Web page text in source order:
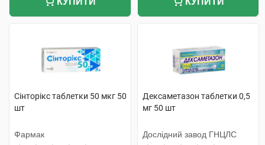
Сінторікс таблетки 50 мкг 50
шт
Фармак
Дексаметазон таблетки 0,5
мг 50 шт
Дослідний завод ГНЦЛС